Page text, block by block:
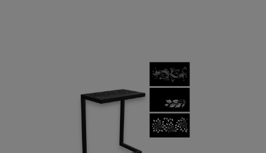
skręconego graniastosłupa. To nietypowe i stylowe
rozwiązanie, które zachwyci każdego miłośnika
DO KOSZYKA